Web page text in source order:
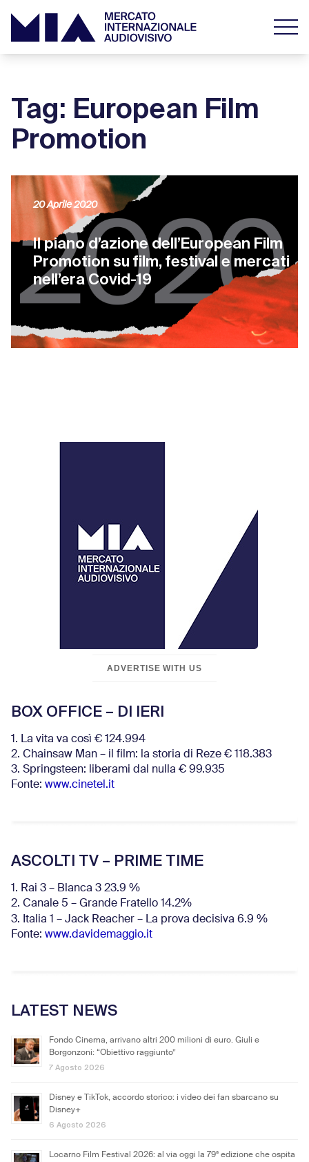
Tag: European Film
Promotion
Il piano d’azione dell’European Film
Promotion su film, festival e mercati
nell’era Covid-19
20 Aprile 2020
ADVERTISE WITH US
BOX OFFICE – DI IERI
1. La vita va così € 124.994
2. Chainsaw Man – il film: la storia di Reze € 118.383
3. Springsteen: liberami dal nulla € 99.935
Fonte: www.cinetel.it
ASCOLTI TV – PRIME TIME
1. Rai 3 – Blanca 3 23.9 %
2. Canale 5 – Grande Fratello 14.2%
3. Italia 1 – Jack Reacher – La prova decisiva 6.9 %
Fonte: www.davidemaggio.it
LATEST NEWS
Fondo Cinema, arrivano altri 200 milioni di euro. Giuli e
Borgonzoni: “Obiettivo raggiunto”
7 Agosto 2026
Disney e TikTok, accordo storico: i video dei fan sbarcano su
Disney+
6 Agosto 2026
Locarno Film Festival 2026: al via oggi la 79ª edizione che ospita